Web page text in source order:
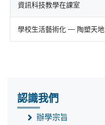
資訊科技教學在課室
學校生活藝術化 — 陶塑天地
認識我們
辦學宗旨